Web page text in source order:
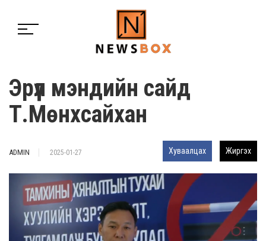
Эрүүл мэндийн сайд
Т.Мөнхсайхан
ADMIN 2025-01-27 Хуваалцах Жиргэх